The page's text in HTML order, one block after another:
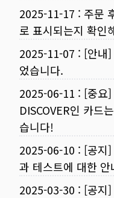
2025-11-17 : 주문
로 표시되는지 확인
2025-11-07 : [안내]
었습니다.
2025-06-11 : [중요
DISCOVER인 카드
습니다!
2025-06-10 : [공지]
과 테스트에 대한 안
2025-03-30 : [공지]